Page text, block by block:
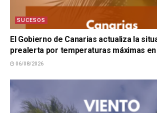
SUCESOS
El Gobierno de Canarias actualiza la
prealerta por temperaturas máximas
06/08/2026